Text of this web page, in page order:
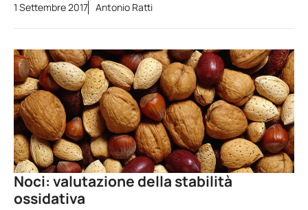
1 Settembre 2017 Antonio Ratti
Noci: valutazione della stabilità
ossidativa